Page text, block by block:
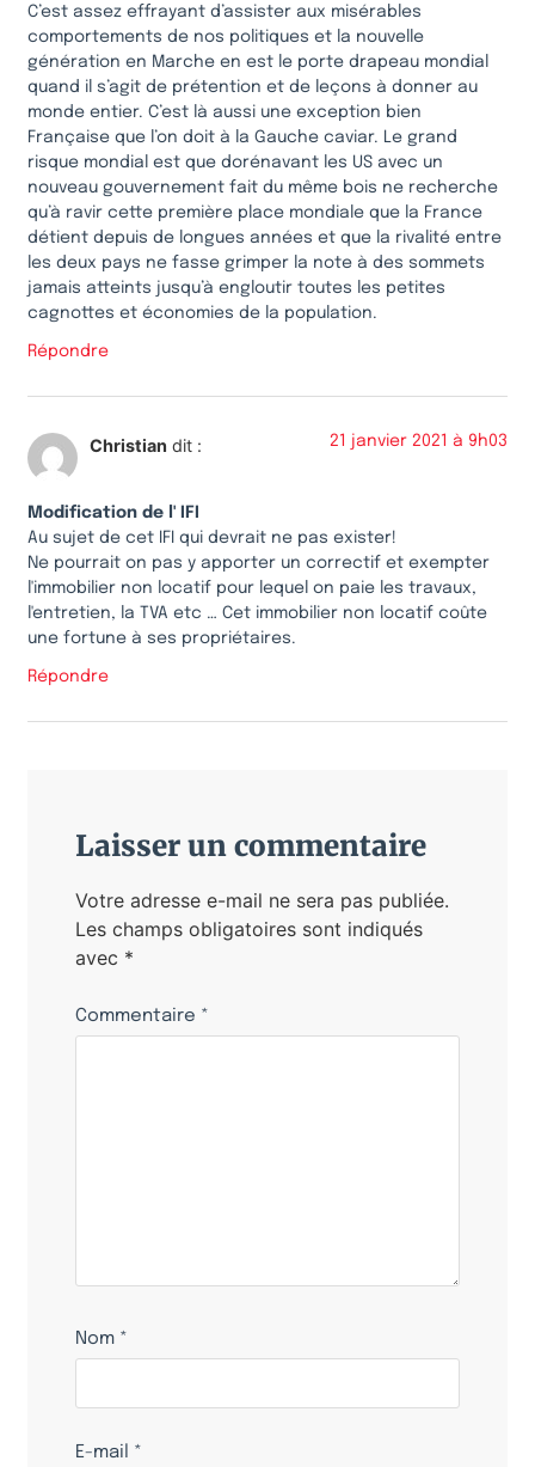
C’est assez effrayant d’assister aux misérables
comportements de nos politiques et la nouvelle
génération en Marche en est le porte drapeau mondial
quand il s’agit de prétention et de leçons à donner au
monde entier. C’est là aussi une exception bien
Française que l’on doit à la Gauche caviar. Le grand
risque mondial est que dorénavant les US avec un
nouveau gouvernement fait du même bois ne recherche
qu’à ravir cette première place mondiale que la France
détient depuis de longues années et que la rivalité entre
les deux pays ne fasse grimper la note à des sommets
jamais atteints jusqu’à engloutir toutes les petites
cagnottes et économies de la population.
Répondre
Christian dit : 21 janvier 2021 à 9h03
Modification de l' IFI
Au sujet de cet IFI qui devrait ne pas exister!
Ne pourrait on pas y apporter un correctif et exempter
l'immobilier non locatif pour lequel on paie les travaux,
l'entretien, la TVA etc … Cet immobilier non locatif coûte
une fortune à ses propriétaires.
Répondre
Laisser un commentaire
Votre adresse e-mail ne sera pas publiée.
Les champs obligatoires sont indiqués
avec *
Commentaire *
Nom *
E-mail *